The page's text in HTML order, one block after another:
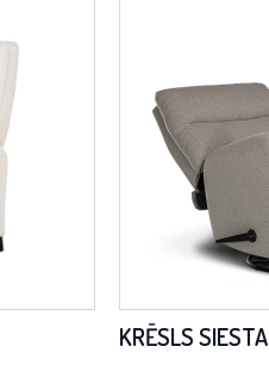
KRĒSLS SIESTA